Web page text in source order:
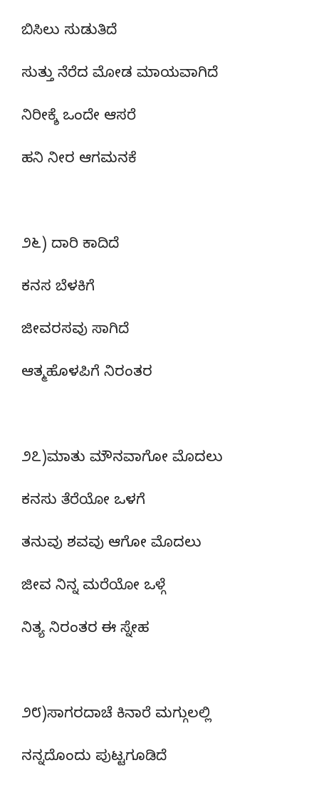
ಬಿಸಿಲು ಸುಡುತಿದೆ
ಸುತ್ತು ನೆರೆದ ಮೋಡ ಮಾಯವಾಗಿದೆ
ನಿರೀಕ್ಶೆ ಒಂದೇ ಆಸರೆ
ಹನಿ ನೀರ ಆಗಮನಕೆ
೨೬) ದಾರಿ ಕಾದಿದೆ
ಕನಸ ಬೆಳಕಿಗೆ
ಜೀವರಸವು ಸಾಗಿದೆ
ಆತ್ಮಹೊಳಪಿಗೆ ನಿರಂತರ
೨೭)ಮಾತು ಮೌನವಾಗೋ ಮೊದಲು
ಕನಸು ತೆರೆಯೋ ಒಳಗೆ
ತನುವು ಶವವು ಆಗೋ ಮೊದಲು
ಜೀವ ನಿನ್ನ ಮರೆಯೋ ಒಳ್ಗೆ
ನಿತ್ಯ ನಿರಂತರ ಈ ಸ್ನೇಹ
೨೮)ಸಾಗರದಾಚೆ ಕಿನಾರೆ ಮಗ್ಗುಲಲ್ಲಿ
ನನ್ನದೊಂದು ಪುಟ್ಟಗೂಡಿದೆ